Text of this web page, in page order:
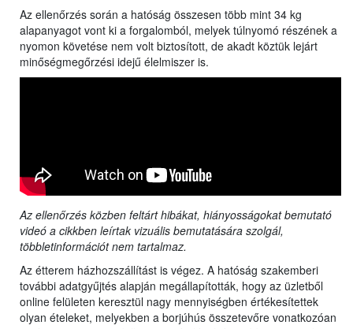
Az ellenőrzés során a hatóság összesen több mint 34 kg
alapanyagot vont ki a forgalomból, melyek túlnyomó részének a
nyomon követése nem volt biztosított, de akadt köztük lejárt
minőségmegőrzési idejű élelmiszer is.
Az ellenőrzés közben feltárt hibákat, hiányosságokat bemutató
videó a cikkben leírtak vizuális bemutatására szolgál,
többletinformációt nem tartalmaz.
Az étterem házhozszállítást is végez. A hatóság szakemberi
további adatgyűjtés alapján megállapították, hogy az üzletből
online felületen keresztül nagy mennyiségben értékesítettek
olyan ételeket, melyekben a borjúhús összetevőre vonatkozóan